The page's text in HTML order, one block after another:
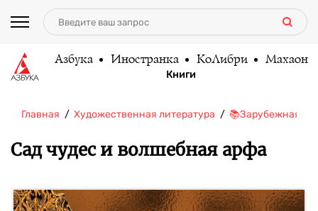
Азбука Иностранка КоЛибри Махаон
Книги
Главная Художественная литература 📚Зарубежная
Сад чудес и волшебная арфа